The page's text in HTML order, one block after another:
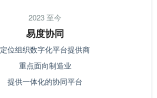
2023 至今
易度协同
定位组织数字化平台提供商
重点面向制造业
提供一体化的协同平台